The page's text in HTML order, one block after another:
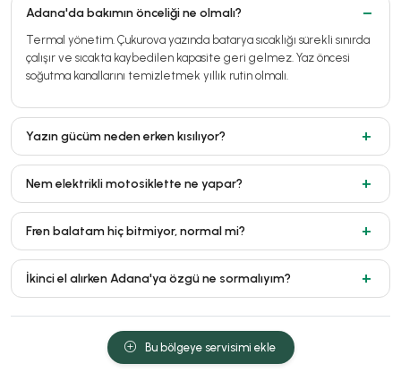
Adana'da bakımın önceliği ne olmalı?
Termal yönetim. Çukurova yazında batarya sıcaklığı sürekli sınırda
çalışır ve sıcakta kaybedilen kapasite geri gelmez. Yaz öncesi
soğutma kanallarını temizletmek yıllık rutin olmalı.
Yazın gücüm neden erken kısılıyor?
Nem elektrikli motosiklette ne yapar?
Fren balatam hiç bitmiyor, normal mi?
İkinci el alırken Adana'ya özgü ne sormalıyım?
Bu bölgeye servisimi ekle